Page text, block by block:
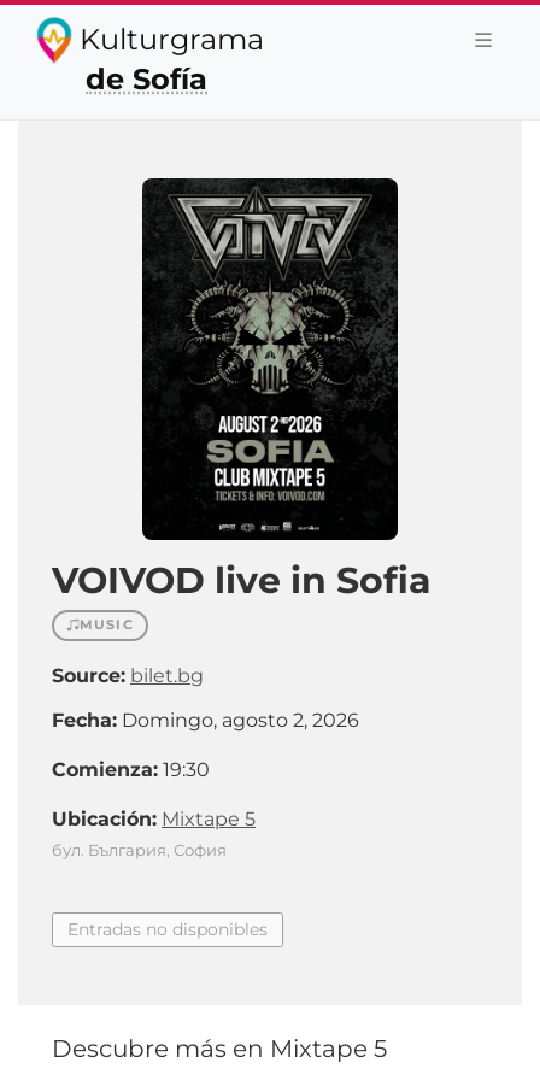
Kulturgrama
de Sofía
VOIVOD live in Sofia
MUSIC
Source: bilet.bg
Fecha: Domingo, agosto 2, 2026
Comienza: 19:30
Ubicación: Mixtape 5
бул. България, София
Entradas no disponibles
Descubre más en Mixtape 5